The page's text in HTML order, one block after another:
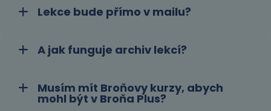
Lekce bude přímo v mailu?
A jak funguje archiv lekcí?
Musím mít Broňovy kurzy, abych
mohl být v Broňa Plus?